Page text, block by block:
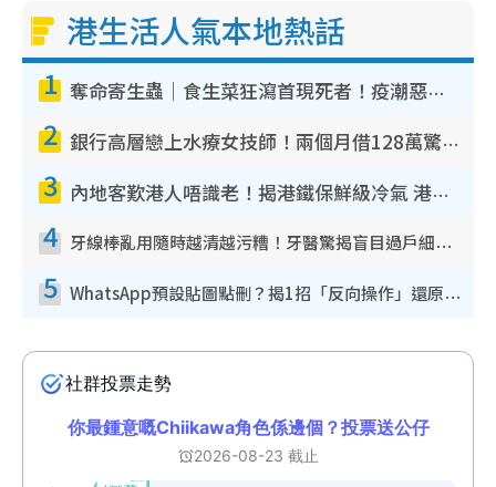
港生活人氣本地熱話
1 奪命寄生蟲｜食生菜狂瀉首現死者！疫潮惡化錄1.8萬宗病例 揭洗菜3大謬誤
2 銀行高層戀上水療女技師！兩個月借128萬驚覺「沉船」沉落火海 揭背後疑似邪教操控賣淫
3 內地客歎港人唔識老！揭港鐵保鮮級冷氣 港人求放過：咪投訴
4 牙線棒亂用隨時越清越污糟！牙醫驚揭盲目過戶細菌恐致蛀牙：呢種先係日常真保養
5 WhatsApp預設貼圖點刪？揭1招「反向操作」還原簡潔介面 附3步實測教學